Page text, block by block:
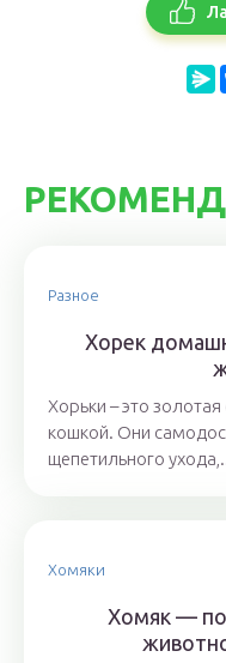
Разное
Хорек
Хорьки – это
кошкой. Они
щепетильного
Хомяки
Хомяк —